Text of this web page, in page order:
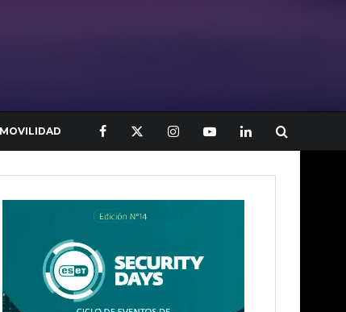
MOVILIDAD